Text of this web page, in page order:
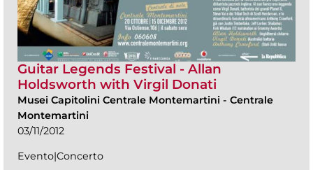
Guitar Legends Festival - Allan
Holdsworth with Virgil Donati
Musei Capitolini Centrale Montemartini - Centrale
Montemartini
03/11/2012
Evento|Concerto